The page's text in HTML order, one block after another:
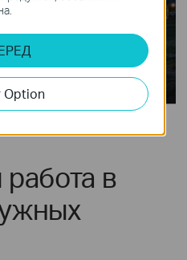
в
Option